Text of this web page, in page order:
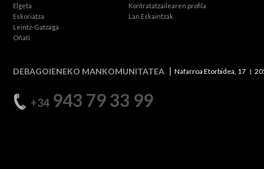
Elgeta
Eskoriatza
Leintz-Gatzaga
Oñati
Kontratatzailearen profila
Lan Eskaintzak
DEBAGOIENEKO MANKOMUNITATEA Nafarroa Etorbidea, 17
+34943 79 33 99